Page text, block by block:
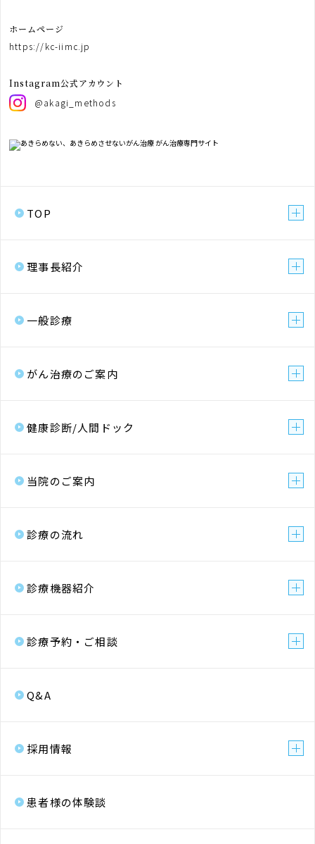
金を請求するため
8.上記の利用目的に付随する目的
第4条（利用目的の変更）
情報の利用目的を変更するものとします。
者に個人情報を提供することはありませ
同意を得ることが困難であるとき
であって、本人の同意を得ることが困
その委託を受けた者が法令の定める事
得ることにより当該事務の遂行に支障
かつ当社が個人情報保護委員会に届出
(4)本人の求めに応じて個人情報の
ホームページ
https://kc-iimc.jp
Instagram公式アカウント
@akagi_methods
TOP
理事長紹介
一般診療
がん治療のご案内
健康診断/人間ドック
当院のご案内
診療の流れ
診療機器紹介
診療予約・ご相談
Q&A
採用情報
患者様の体験談